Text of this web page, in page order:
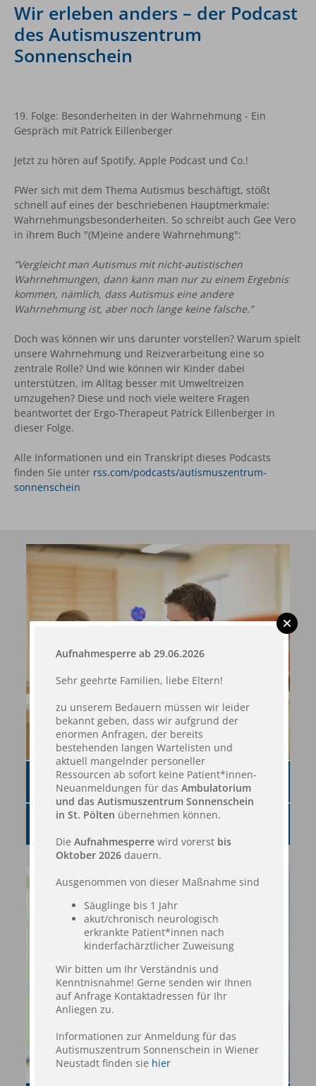
Wir erleben anders – der Podcast
des Autismuszentrum
Sonnenschein
19. Folge: Besonderheiten in der Wahrnehmung - Ein
Gespräch mit Patrick Eillenberger
Jetzt zu hören auf Spotify, Apple Podcast und Co.!
FWer sich mit dem Thema Autismus beschäftigt, stößt
schnell auf eines der beschriebenen Hauptmerkmale:
Wahrnehmungsbesonderheiten. So schreibt auch Gee Vero
in ihrem Buch "(M)eine andere Wahrnehmung":
“Vergleicht man Autismus mit nicht-autistischen
Wahrnehmungen, dann kann man nur zu einem Ergebnis
kommen, nämlich, dass Autismus eine andere
Wahrnehmung ist, aber noch lange keine falsche.”
Doch was können wir uns darunter vorstellen? Warum spielt
unsere Wahrnehmung und Reizverarbeitung eine so
zentrale Rolle? Und wie können wir Kinder dabei
unterstützen, im Alltag besser mit Umweltreizen
umzugehen? Diese und noch viele weitere Fragen
beantwortet der Ergo-Therapeut Patrick Eillenberger in
dieser Folge.
Alle Informationen und ein Transkript dieses Podcasts
finden Sie unter rss.com/podcasts/autismuszentrum-
sonnenschein
THERAPIEMATERIALIEN
Aufnahmesperre ab 29.06.2026
Sehr geehrte Familien, liebe Eltern!
zu unserem Bedauern müssen wir leider
bekannt geben, dass wir aufgrund der
enormen Anfragen, der bereits
bestehenden langen Wartelisten und
aktuell mangelnder personeller
Ressourcen ab sofort keine Patient*innen-
Neuanmeldungen für dasAmbulatorium
und das Autismuszentrum Sonnenschein
in St. Pölten übernehmen können.
DieAufnahmesperre wird vorerst bis
Oktober 2026 dauern.
Ausgenommen von dieser Maßnahme sind
Säuglinge bis 1 Jahr
akut/chronisch neurologisch
erkrankte Patient*innen nach
kinderfachärztlicher Zuweisung
Wir bitten um Ihr Verständnis und
Kenntnisnahme! Gerne senden wir Ihnen
auf Anfrage Kontaktadressen für Ihr
Anliegen zu.
Informationen zur Anmeldung für das
Autismuszentrum Sonnenschein in Wiener
Neustadt finden sie hier